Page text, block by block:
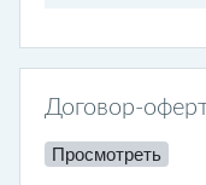
Договор-
Просмотреть